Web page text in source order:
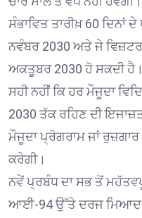
ਸੰਭਾਵਿਤ ਤਾਰੀਖ਼ 60 ਦਿਨਾਂ
ਨਵੰਬਰ 2030 ਅਤੇ ਜੇ
ਅਕਤੂਬਰ 2030 ਹੋ ਸਕਦੀ
ਸਹੀ ਨਹੀਂ ਕਿ ਹਰ ਮੌਜੂਦਾ
2030 ਤੱਕ ਰਹਿਣ ਦੀ
ਮੌਜੂਦਾ ਪ੍ਰੋਗਰਾਮ ਜਾਂ
ਕਰੇਗੀ।
ਨਵੇਂ ਪ੍ਰਬੰਧ ਦਾ ਸਭ ਤੋਂ
ਆਈ-94 ਉੱਤੇ ਦਰਜ ਮਿਆਦ